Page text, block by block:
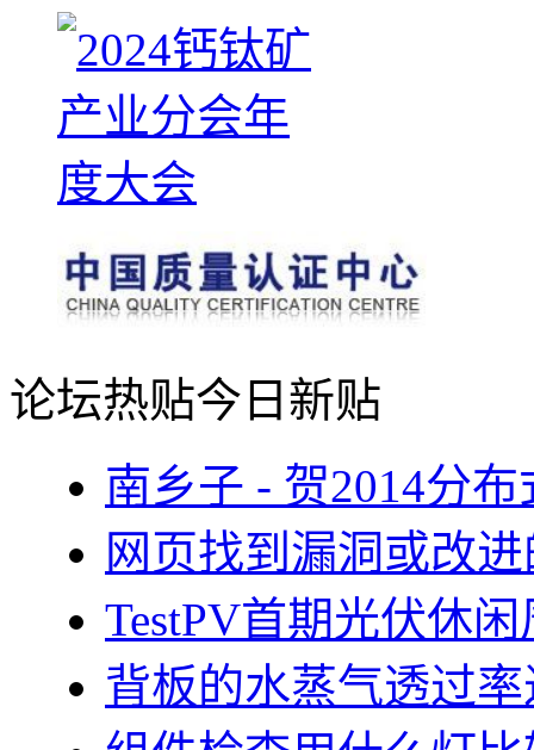
论坛热贴今日新贴
南乡子 - 贺2014分
网页找到漏洞或改
TestPV首期光伏休
背板的水蒸气透过